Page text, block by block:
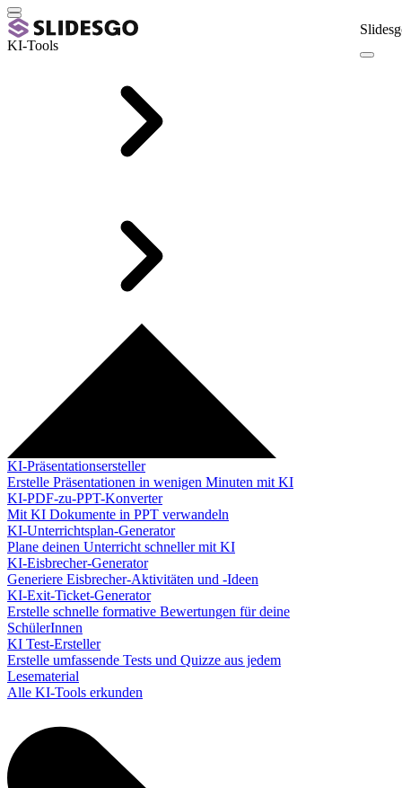
KI-Tools
KI-Präsentationsersteller
Erstelle Präsentationen in wenigen Minuten mit KI
KI-PDF-zu-PPT-Konverter
Mit KI Dokumente in PPT verwandeln
KI-Unterrichtsplan-Generator
Plane deinen Unterricht schneller mit KI
KI-Eisbrecher-Generator
Generiere Eisbrecher-Aktivitäten und -Ideen
KI-Exit-Ticket-Generator
Erstelle schnelle formative Bewertungen für deine
SchülerInnen
KI Test-Ersteller
Erstelle umfassende Tests und Quizze aus jedem
Lesematerial
Alle KI-Tools erkunden